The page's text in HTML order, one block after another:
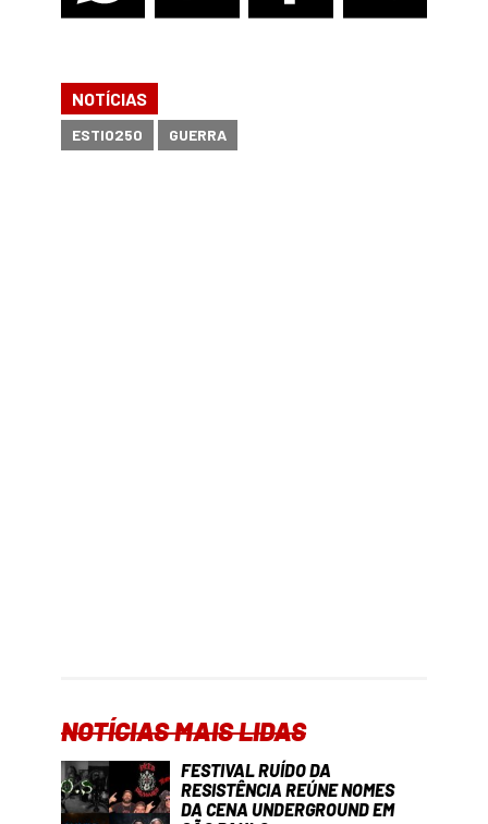
NOTÍCIAS
ESTIO250 GUERRA
NOTÍCIAS MAIS LIDAS
FESTIVAL RUÍDO DA
RESISTÊNCIA REÚNE NOMES
DA CENA UNDERGROUND EM